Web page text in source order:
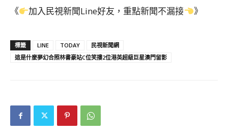
《 加入民視新聞Line好友，重點新聞不漏接 》
標籤 LINE TODAY
民視新聞網
這是什麼夢幻合照林書豪站C位笑摟2位港英超級巨星澳門留影